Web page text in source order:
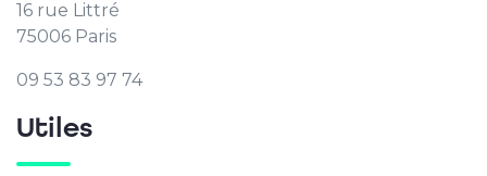
16 rue Littré
75006 Paris
09 53 83 97 74
Utiles